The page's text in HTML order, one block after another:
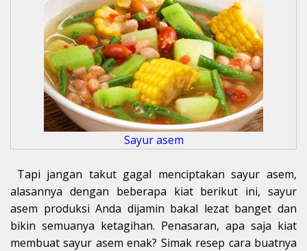
Sayur asem
Tapi jangan takut gagal menciptakan sayur asem,
alasannya dengan beberapa kiat berikut ini, sayur
asem produksi Anda dijamin bakal lezat banget dan
bikin semuanya ketagihan. Penasaran, apa saja kiat
membuat sayur asem enak? Simak resep cara buatnya